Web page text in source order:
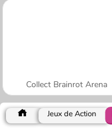
Collect Brainrot Arena
Jeux de Action